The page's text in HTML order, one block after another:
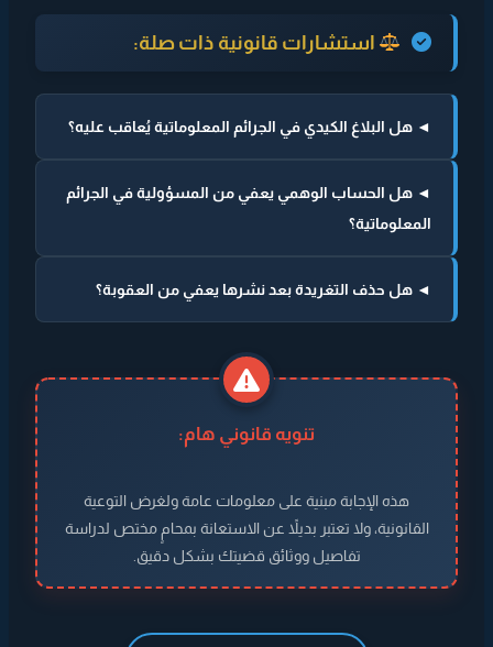
استشارات قانونية ذات صلة:
◄ هل البلاغ الكيدي في الجرائم المعلوماتية يُعاقب عليه؟
◄ هل الحساب الوهمي يعفي من المسؤولية في الجرائم
المعلوماتية؟
◄ هل حذف التغريدة بعد نشرها يعفي من العقوبة؟
تنويه قانوني هام:
هذه الإجابة مبنية على معلومات عامة ولغرض التوعية
القانونية، ولا تعتبر بديلاً عن الاستعانة بمحامٍ مختص لدراسة
تفاصيل ووثائق قضيتك بشكل دقيق.